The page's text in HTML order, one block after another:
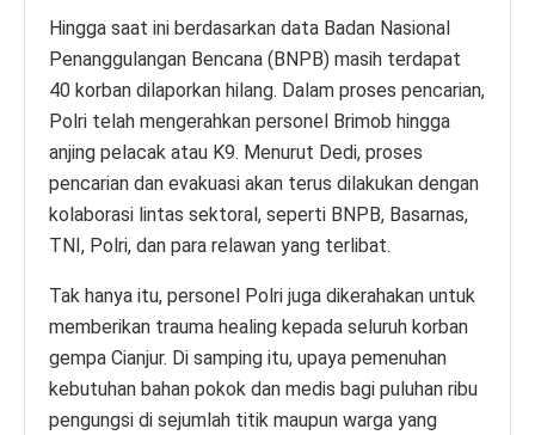
Hingga saat ini berdasarkan data Badan Nasional
Penanggulangan Bencana (BNPB) masih terdapat
40 korban dilaporkan hilang. Dalam proses pencarian,
Polri telah mengerahkan personel Brimob hingga
anjing pelacak atau K9. Menurut Dedi, proses
pencarian dan evakuasi akan terus dilakukan dengan
kolaborasi lintas sektoral, seperti BNPB, Basarnas,
TNI, Polri, dan para relawan yang terlibat.
Tak hanya itu, personel Polri juga dikerahakan untuk
memberikan trauma healing kepada seluruh korban
gempa Cianjur. Di samping itu, upaya pemenuhan
kebutuhan bahan pokok dan medis bagi puluhan ribu
pengungsi di sejumlah titik maupun warga yang